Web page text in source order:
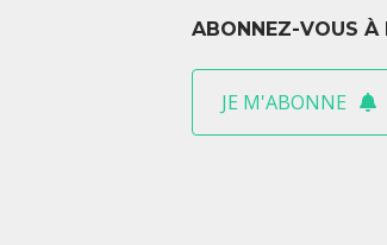
ABONNEZ-VOUS À
JE M'ABONNE